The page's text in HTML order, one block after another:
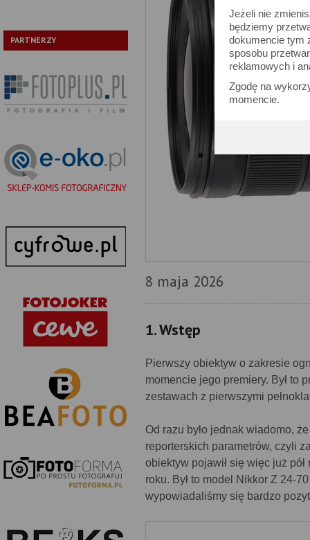
Jeżeli nie
będziemy
dokumencie tym
sposobu
reklamowych i
Zgodę na
momencie.
PARTNERZY
8 maja 2026
1. Wstęp
Pierwszy obiektyw o zakresie
momencie jego premiery. Był to
zestawach z pierwszymi
Od razu było jednak wiadomo,
reporterskich parametrów, czyli
obiektyw pojawił się więc już
roku. Był to model Nikkor Z 24-
wypowiadaliśmy się bardzo